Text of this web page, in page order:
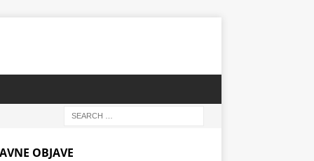
OBJAVE